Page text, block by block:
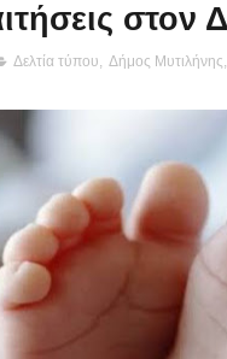
στον
Δελτία τύπου, Δήμος Μυτιλήνης,